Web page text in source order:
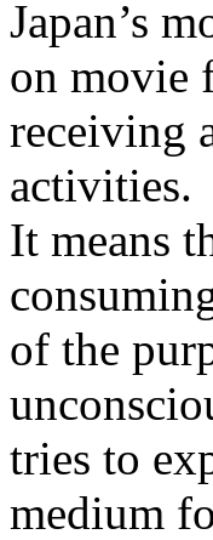
Japan’s
on movie
receiving
activities.
It means
of the
tries to
medium